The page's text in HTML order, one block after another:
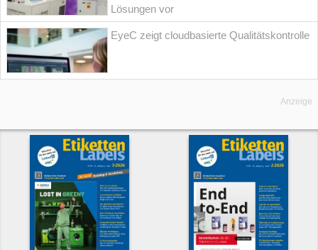
Lösungen vor
EyeC zeigt cloudbasierte Qualitätskontrolle
Anzeige